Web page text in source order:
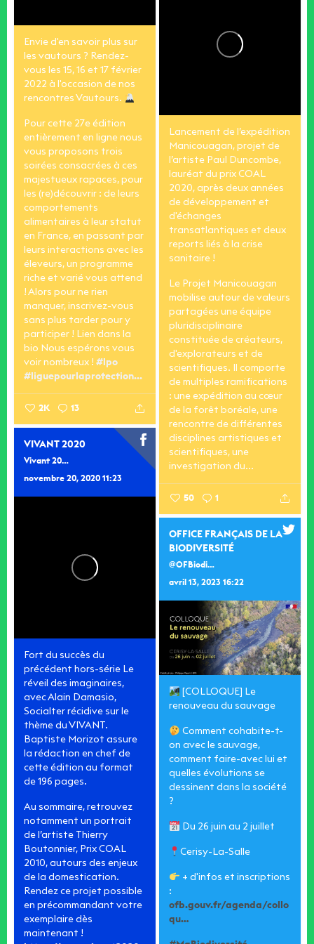
Envie d'en savoir plus sur
les vautours ? Rendez-
vous les 15, 16 et 17 février
2022 à l'occasion de nos
rencontres Vautours.
Pour cette 27e édition
entièrement en ligne nous
vous proposons trois
soirées consacrées à ces
majestueux rapaces, pour
les (re)découvrir : de leurs
comportements
alimentaires à leur statut
en France, en passant par
leurs interactions avec les
éleveurs, un programme
riche et varié vous attend
!Alors pour ne rien
manquer, inscrivez-vous
sans plus tarder pour y
participer ! Lien dans la
bio Nous espérons vous
voir nombreux !#lpo
#liguepourlaprotection...
2K 13
Lancement de l’expédition
Manicouagan, projet de
l’artiste Paul Duncombe,
lauréat du prix COAL
2020, après deux années
de développement et
d'échanges
transatlantiques et deux
reports liés à la crise
sanitaire !
Le Projet Manicouagan
mobilise autour de valeurs
partagées une équipe
pluridisciplinaire
constituée de créateurs,
d'explorateurs et de
scientifiques. Il comporte
de multiples ramifications
: une expédition au cœur
de la forêt boréale, une
rencontre de différentes
disciplines artistiques et
scientifiques, une
investigation du...
50 1
VIVANT 2020
Vivant 2020
novembre 20, 2020 11:23
Fort du succès du
précédent hors-série Le
réveil des imaginaires,
avec Alain Damasio,
Socialter récidive sur le
thème du VIVANT.
Baptiste Morizot assure
la rédaction en chef de
cette édition au format
de 196 pages.
Au sommaire, retrouvez
notamment un portrait
de l’artiste Thierry
Boutonnier, Prix COAL
2010, autours des enjeux
de la domestication.
Rendez ce projet possible
en précommandant votre
exemplaire dès
maintenant !
OFFICE FRANÇAIS DE LA
BIODIVERSITÉ
@OFBiodiversite
avril 13, 2023 16:22
[COLLOQUE] Le
renouveau du sauvage
Comment cohabite-t-
on avec le sauvage,
comment faire-avec lui et
quelles évolutions se
dessinent dans la société
?
Du 26 juin au 2 juillet
Cerisy-La-Salle
+ d'infos et inscriptions
:
ofb.gouv.fr/agenda/collo
qu…